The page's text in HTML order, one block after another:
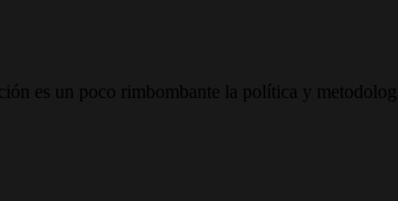
es un poco rimbombante la política y